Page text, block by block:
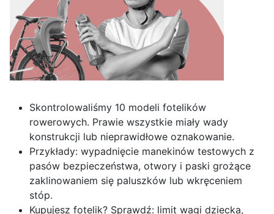
Skontrolowaliśmy 10 modeli fotelików
rowerowych. Prawie wszystkie miały wady
konstrukcji lub nieprawidłowe oznakowanie.
Przykłady: wypadnięcie manekinów testowych z
pasów bezpieczeństwa, otwory i paski grożące
zaklinowaniem się paluszków lub wkręceniem
stóp.
Kupujesz fotelik? Sprawdź: limit wagi dziecka,